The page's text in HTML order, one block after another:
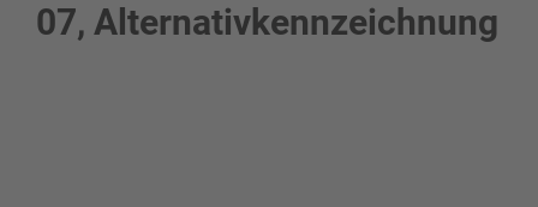
07, Alternativkennzeichnung